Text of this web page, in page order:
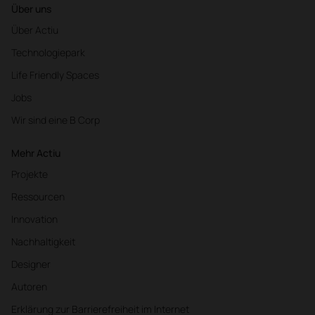
Über uns
Über Actiu
Technologiepark
Life Friendly Spaces
Jobs
Wir sind eine B Corp
Mehr Actiu
Projekte
Ressourcen
Innovation
Nachhaltigkeit
Designer
Autoren
Erklärung zur Barrierefreiheit im Internet